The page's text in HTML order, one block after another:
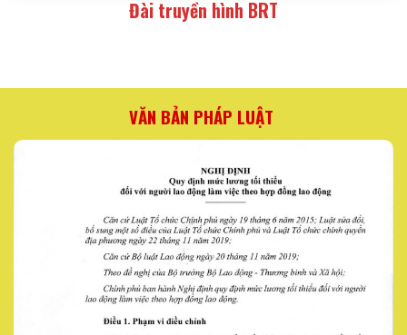
Đài truyền hình BRT
VĂN BẢN PHÁP LUẬT